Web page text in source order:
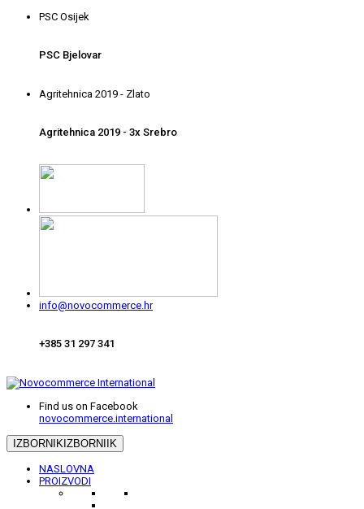
PSC Osijek
PSC Bjelovar
Agritehnica 2019 - Zlato
Agritehnica 2019 - 3x Srebro
info@novocommerce.hr
+385 31 297 341
Find us on Facebook
novocommerce.international
IZBORNIKIZBORNIIK
NASLOVNA
PROIZVODI